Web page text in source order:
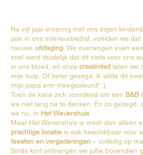
Na vijf jaar ervaring met ons eigen
jaar in ons interieurbedrijf, voelden we
nieuwe uitdaging . We overwogen even
snel werd duidelijk dat dit niets voor ons
in ons bloed, en onzecreativiteit laten we
vrije loop. Of beter gezegd: ík wilde dit
mijn papa erin meegesleurd! :)
Toen de kans zich voordeed om een B&B
we niet lang na te denken. En zo gezegd,
we nu, in Het Wevershuis
Maar Het Wevershuis is méér dan alleen
prachtige locatie is ook beschikbaar voor
feesten en vergaderingen – volledig op
Sinds kort ontvangen we jullie bovendien